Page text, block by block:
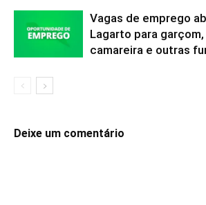
Vagas de emprego
Lagarto para
camareira e outras
Deixe um comentário